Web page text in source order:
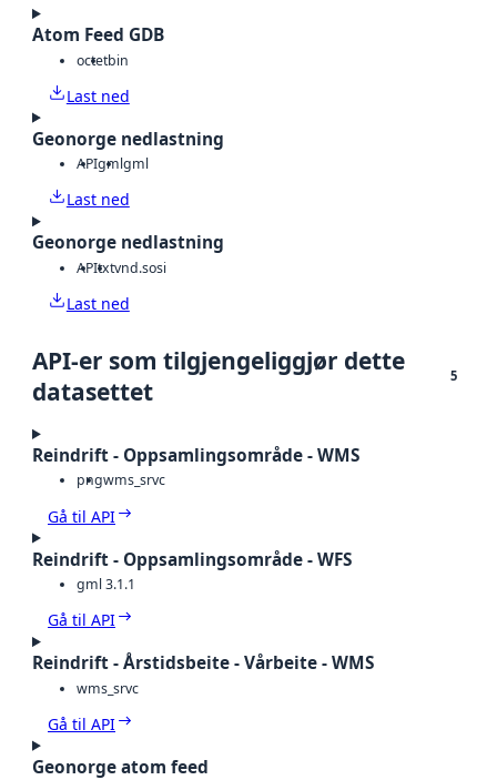
Atom Feed GDB
octetbin
Last ned
Geonorge nedlastning
APIgmlgml
Last ned
Geonorge nedlastning
APItxtvnd.sosi
Last ned
API-er som tilgjengeliggjør dette
datasettet
5
Reindrift - Oppsamlingsområde - WMS
pngwms_srvc
Gå til API
Reindrift - Oppsamlingsområde - WFS
gml 3.1.1
Gå til API
Reindrift - Årstidsbeite - Vårbeite - WMS
wms_srvc
Gå til API
Geonorge atom feed